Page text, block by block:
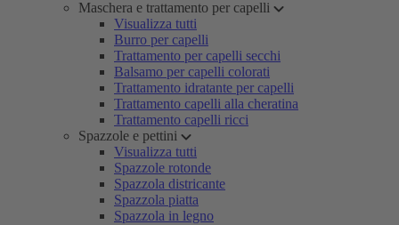
Maschera e trattamento per capelli
Visualizza tutti
Burro per capelli
Trattamento per capelli secchi
Balsamo per capelli colorati
Trattamento idratante per capelli
Trattamento capelli alla cheratina
Trattamento capelli ricci
Spazzole e pettini
Visualizza tutti
Spazzole rotonde
Spazzola districante
Spazzola piatta
Spazzola in legno